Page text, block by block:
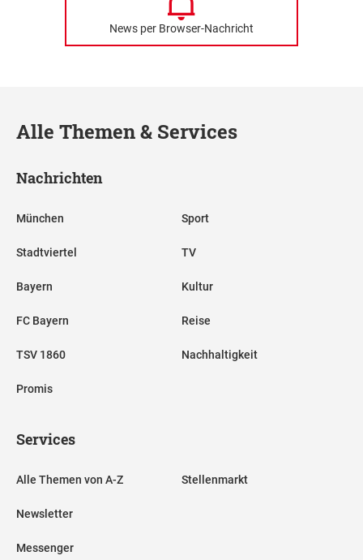
News per Browser-Nachricht
Alle Themen & Services
Nachrichten
München
Stadtviertel
Bayern
FC Bayern
TSV 1860
Promis
Sport
TV
Kultur
Reise
Nachhaltigkeit
Services
Alle Themen von A-Z
Newsletter
Messenger
Stellenmarkt